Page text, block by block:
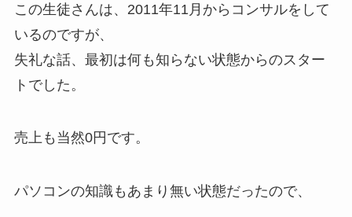
この生徒さんは、2011年11月からコンサルをして
いるのですが、
失礼な話、最初は何も知らない状態からのスター
トでした。
売上も当然0円です。
パソコンの知識もあまり無い状態だったので、